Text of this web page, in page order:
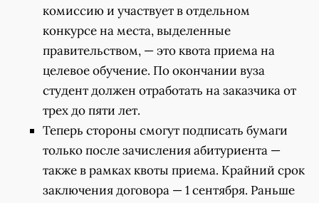
комиссию и участвует в отдельном
конкурсе на места, выделенные
правительством, — это квота приема на
целевое обучение. По окончании вуза
студент должен отработать на заказчика от
трех до пяти лет.
Теперь стороны смогут подписать бумаги
только после зачисления абитуриента —
также в рамках квоты приема. Крайний срок
заключения договора — 1 сентября. Раньше